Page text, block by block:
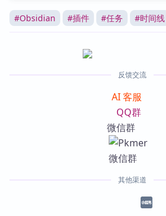
#Obsidian #插件 #任务 #时间线
反馈交流
AI 客服
QQ群
微信群
其他渠道